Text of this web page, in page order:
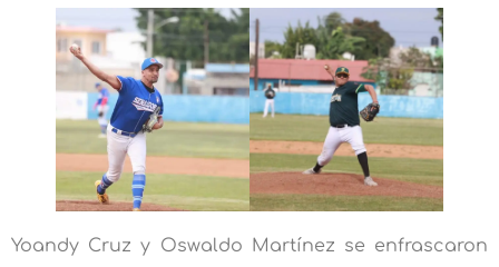
Yoandy Cruz y Oswaldo Martínez se enfrascaron